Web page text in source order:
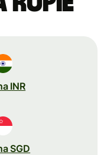
INR
SGD